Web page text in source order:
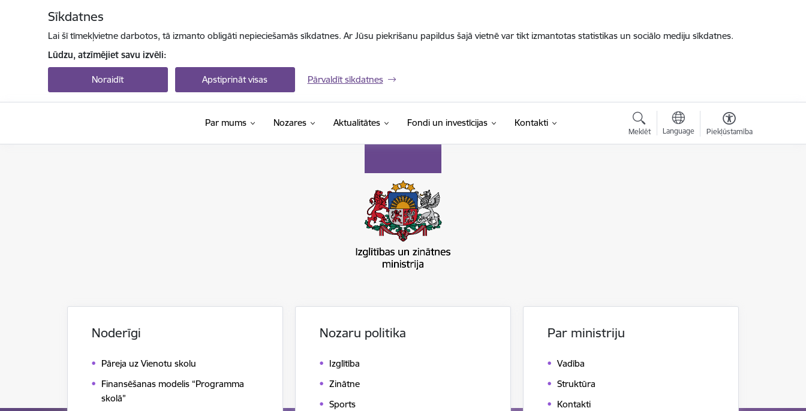
Sīkdatnes
Lai šī tīmekļvietne darbotos, tā izmanto obligāti nepieciešamās sīkdatnes. Ar Jūsu piekrišanu papildus šajā vietnē var tikt izmantotas statistikas un sociālo mediju sīkdatnes.
Lūdzu, atzīmējiet savu izvēli:
Noraidīt Apstiprināt visas Pārvaldīt sīkdatnes
Par mums Nozares Aktualitātes Fondi un investīcijas Kontakti
Meklēt Language Piekļūstamība
Noderīgi
Pāreja uz Vienotu skolu
Finansēšanas modelis “Programma
skolā”
Nozaru politika
Izglītība
Zinātne
Sports
Par ministriju
Vadība
Struktūra
Kontakti